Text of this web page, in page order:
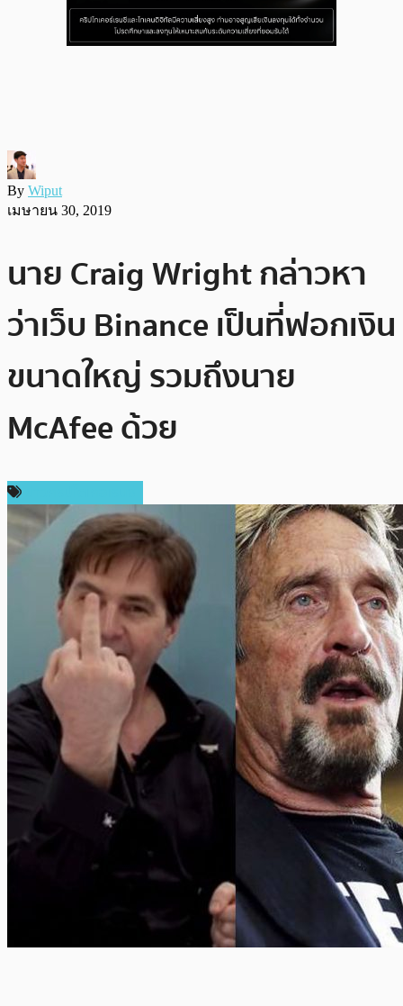
By Wiput
เมษายน 30, 2019
นาย Craig Wright กล่าวหา
ว่าเว็บ Binance เป็นที่ฟอกเงิน
ขนาดใหญ่ รวมถึงนาย
McAfee ด้วย